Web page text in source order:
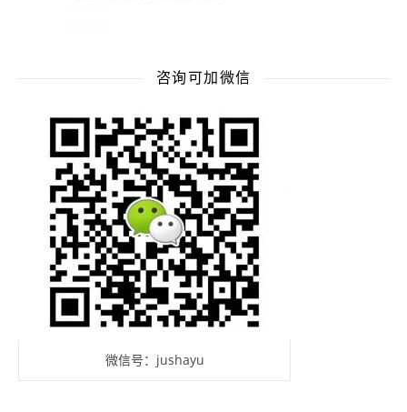
咨询可加微信
微信号：jushayu